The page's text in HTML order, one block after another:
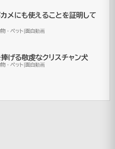
メにも使えることを証明して
・ペット|面白動画
げる敬虔なクリスチャン犬
・ペット|面白動画